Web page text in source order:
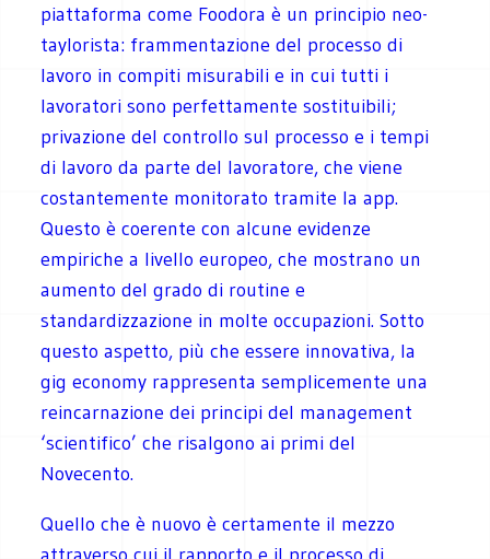
piattaforma come Foodora è un principio neo-
taylorista: frammentazione del processo di
lavoro in compiti misurabili e in cui tutti i
lavoratori sono perfettamente sostituibili;
privazione del controllo sul processo e i tempi
di lavoro da parte del lavoratore, che viene
costantemente monitorato tramite la app.
Questo è coerente con alcune evidenze
empiriche a livello europeo, che mostrano un
aumento del grado di routine e
standardizzazione in molte occupazioni. Sotto
questo aspetto, più che essere innovativa, la
gig economy rappresenta semplicemente una
reincarnazione dei principi del management
‘scientifico’ che risalgono ai primi del
Novecento.
Quello che è nuovo è certamente il mezzo